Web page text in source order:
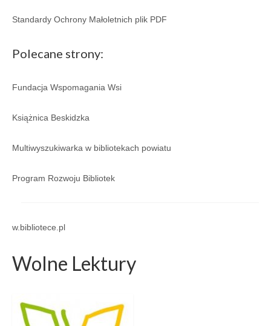
wydarzenia 2016
RODO
Regulamin
Regulamin korzystania ze zbiorów i usług GBP
Galeria
Galeria 2025
Galeria 2024
Galeria 2022
Standardy Ochrony Małoletnich plik PDF
Polecane strony:
Fundacja Wspomagania Wsi
Książnica Beskidzka
Multiwyszukiwarka w bibliotekach powiatu
Program Rozwoju Bibliotek
w.bibliotece.pl
Wolne Lektury